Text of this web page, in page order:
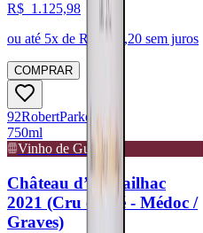
R$ 1.125,98
ou até 5x de R$ 225,20 sem juros
COMPRAR
92RobertParker
750ml
Vinho de Guarda
Château d’Armailhac
2021 (Cru classé - Médoc /
Graves)